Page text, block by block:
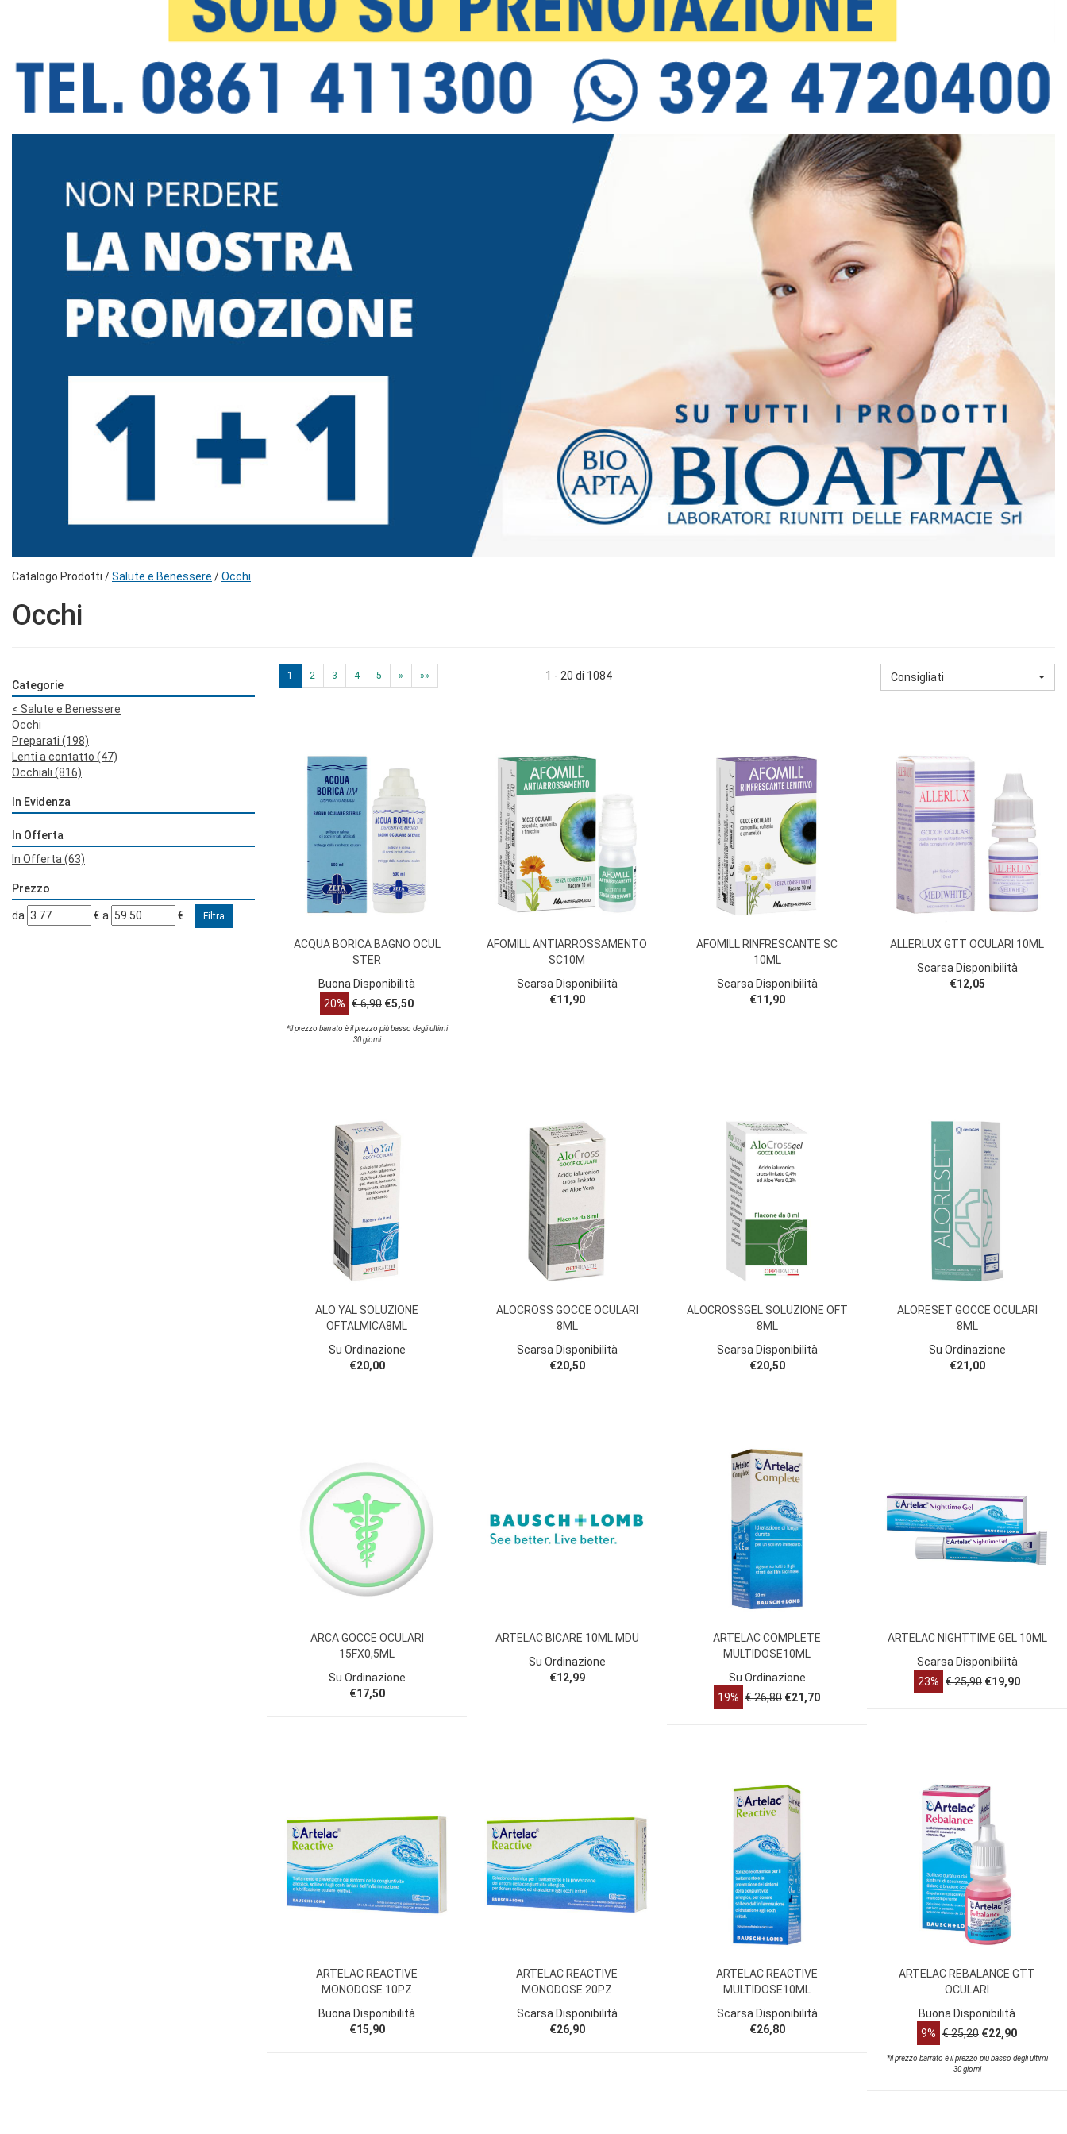
Catalogo Prodotti /Salute e Benessere /Occhi
Occhi
Categorie
< Salute e Benessere
Occhi
Preparati (198)
Lenti a contatto (47)
Occhiali (816)
In Evidenza
In Offerta
In Offerta (63)
Prezzo
filtra
da € filtra
a €
1 2 3 4 5 » »» 1 - 20 di 1084 Consigliati
ACQUA BORICA BAGNO OCUL
STER
Buona Disponibilità
20% € 6,90 €5,50
*il prezzo barrato è il prezzo più basso degli ultimi
30 giorni
AFOMILL ANTIARROSSAMENTO
SC10M
Scarsa Disponibilità
€11,90
AFOMILL RINFRESCANTE SC
10ML
Scarsa Disponibilità
€11,90
ALLERLUX GTT OCULARI 10ML
Scarsa Disponibilità
€12,05
ALO YAL SOLUZIONE
OFTALMICA8ML
Su Ordinazione
€20,00
ALOCROSS GOCCE OCULARI
8ML
Scarsa Disponibilità
€20,50
ALOCROSSGEL SOLUZIONE OFT
8ML
Scarsa Disponibilità
€20,50
ALORESET GOCCE OCULARI
8ML
Su Ordinazione
€21,00
ARCA GOCCE OCULARI
15FX0,5ML
Su Ordinazione
€17,50
ARTELAC BICARE 10ML MDU
Su Ordinazione
€12,99
ARTELAC COMPLETE
MULTIDOSE10ML
Su Ordinazione
19% € 26,80 €21,70
ARTELAC NIGHTTIME GEL 10ML
Scarsa Disponibilità
23% € 25,90 €19,90
ARTELAC REACTIVE
MONODOSE 10PZ
Buona Disponibilità
€15,90
ARTELAC REACTIVE
MONODOSE 20PZ
Scarsa Disponibilità
€26,90
ARTELAC REACTIVE
MULTIDOSE10ML
Scarsa Disponibilità
€26,80
ARTELAC REBALANCE GTT
OCULARI
Buona Disponibilità
9% € 25,20 €22,90
*il prezzo barrato è il prezzo più basso degli ultimi
30 giorni